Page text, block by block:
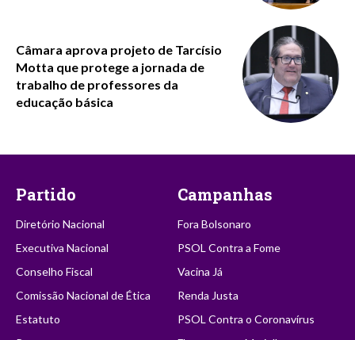
Câmara aprova projeto de Tarcísio
Motta que protege a jornada de
trabalho de professores da
educação básica
Partido
Diretório Nacional
Executiva Nacional
Conselho Fiscal
Comissão Nacional de Ética
Estatuto
Campanhas
Fora Bolsonaro
PSOL Contra a Fome
Vacina Já
Renda Justa
PSOL Contra o Coronavírus